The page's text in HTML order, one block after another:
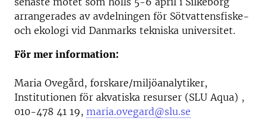
arrangerades av avdelningen för Sötvattensfiske-
och ekologi vid Danmarks tekniska universitet.
För mer information:
Maria Ovegård, forskare/miljöanalytiker,
Institutionen för akvatiska resurser (SLU Aqua) ,
010-478 41 19, maria.ovegard@slu.se